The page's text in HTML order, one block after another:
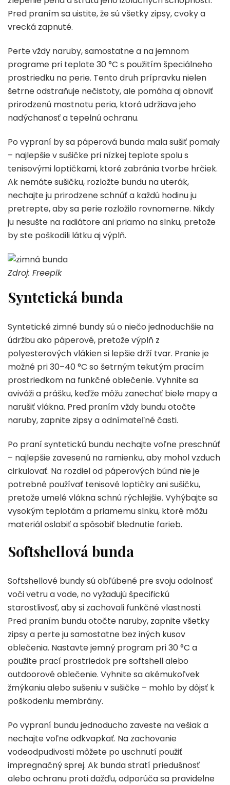
Pred praním sa uistite, že sú všetky zipsy, cvoky a
vrecká zapnuté.
Perte vždy naruby, samostatne a na jemnom
programe pri teplote 30 °C s použitím špeciálneho
prostriedku na perie. Tento druh prípravku nielen
šetrne odstraňuje nečistoty, ale pomáha aj obnoviť
prirodzenú mastnotu peria, ktorá udržiava jeho
nadýchanosť a tepelnú ochranu.
Po vypraní by sa páperová bunda mala sušiť pomaly
– najlepšie v sušičke pri nízkej teplote spolu s
tenisovými loptičkami, ktoré zabránia tvorbe hrčiek.
Ak nemáte sušičku, rozložte bundu na uterák,
nechajte ju prirodzene schnúť a každú hodinu ju
pretrepte, aby sa perie rozložilo rovnomerne. Nikdy
ju nesušte na radiátore ani priamo na slnku, pretože
by ste poškodili látku aj výplň.
Zdroj: Freepik
Syntetická bunda
Syntetické zimné bundy sú o niečo jednoduchšie na
údržbu ako páperové, pretože výplň z
polyesterových vlákien si lepšie drží tvar. Pranie je
možné pri 30–40 °C so šetrným tekutým pracím
prostriedkom na funkčné oblečenie. Vyhnite sa
aviváži a prášku, keďže môžu zanechať biele mapy a
narušiť vlákna. Pred praním vždy bundu otočte
naruby, zapnite zipsy a odnímateľné časti.
Po praní syntetickú bundu nechajte voľne preschnúť
– najlepšie zavesenú na ramienku, aby mohol vzduch
cirkulovať. Na rozdiel od páperových búnd nie je
potrebné používať tenisové loptičky ani sušičku,
pretože umelé vlákna schnú rýchlejšie. Vyhýbajte sa
vysokým teplotám a priamemu slnku, ktoré môžu
materiál oslabiť a spôsobiť blednutie farieb.
Softshellová bunda
Softshellové bundy sú obľúbené pre svoju odolnosť
voči vetru a vode, no vyžadujú špecifickú
starostlivosť, aby si zachovali funkčné vlastnosti.
Pred praním bundu otočte naruby, zapnite všetky
zipsy a perte ju samostatne bez iných kusov
oblečenia. Nastavte jemný program pri 30 °C a
použite prací prostriedok pre softshell alebo
outdoorové oblečenie. Vyhnite sa akémukoľvek
žmýkaniu alebo sušeniu v sušičke – mohlo by dôjsť k
poškodeniu membrány.
Po vypraní bundu jednoducho zaveste na vešiak a
nechajte voľne odkvapkať. Na zachovanie
vodeodpudivosti môžete po uschnutí použiť
impregnačný sprej. Ak bunda stratí priedušnosť
alebo ochranu proti dažďu, odporúča sa pravidelne